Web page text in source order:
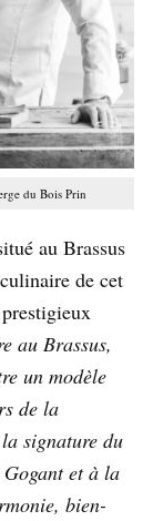
du Bois Prin
au Brassus
de cet
au Brassus,
un modèle
de la
signature du
et à la
bien-